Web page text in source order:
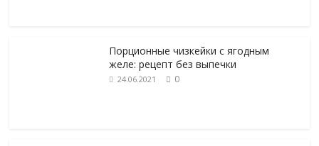
Порционные чизкейки с ягодным
желе: рецепт без выпечки
24.06.2021 0